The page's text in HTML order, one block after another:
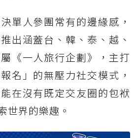
單人參團常有的邊緣感，
出涵蓋台、韓、泰、越、
《一人旅行企劃》，主打
名」的無壓力社交模式，
在沒有既定交友圈的包袱
世界的樂趣。